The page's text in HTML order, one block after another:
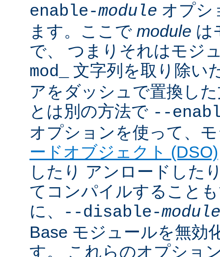
enable-module オプシ
ます。ここで module は
で、 つまりそれはモジ
mod_
文字列を取り除い
アをダッシュで置換し
とは別の方法で --
オプションを使って、
ードオブジェクト (DSO)
したり アンロードした
てコンパイルすること
に、
--disable-module
Base モジュールを無効
す。 これらのオプショ